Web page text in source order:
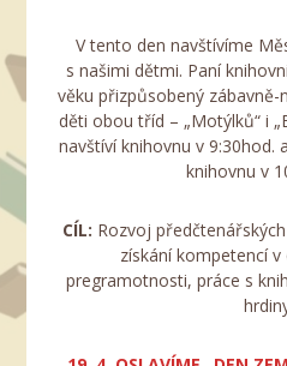
V tento den navštívíme
s našimi dětmi. Paní
věku přizpůsobený
děti obou tříd – „Motýlků“ i
navštíví knihovnu v 9:30hod.
knihovnu v
CÍL: Rozvoj
získání kompetencí
pregramotnosti, práce s